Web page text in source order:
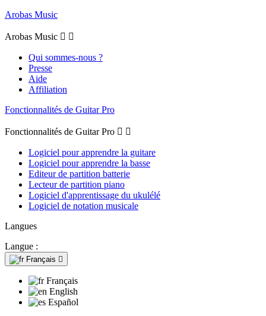
Arobas Music
Arobas Music  
Qui sommes-nous ?
Presse
Aide
Affiliation
Fonctionnalités de Guitar Pro
Fonctionnalités de Guitar Pro  
Logiciel pour apprendre la guitare
Logiciel pour apprendre la basse
Editeur de partition batterie
Lecteur de partition piano
Logiciel d'apprentissage du ukulélé
Logiciel de notation musicale
Langues
Langue :
Français 
Français
English
Español